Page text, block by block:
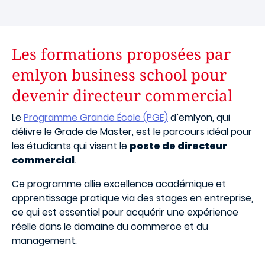
Les formations proposées par
emlyon business school pour
devenir directeur commercial
LeProgramme Grande École (PGE) d’emlyon, qui
délivre le Grade de Master, est le parcours idéal pour
les étudiants qui visent le poste de directeur
commercial.
Ce programme allie excellence académique et
apprentissage pratique via des stages en entreprise,
ce qui est essentiel pour acquérir une expérience
réelle dans le domaine du commerce et du
management.